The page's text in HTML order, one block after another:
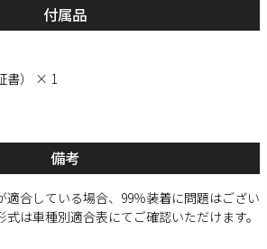
付属品
書） × 1
備考
適合している場合、99％装着に問題はござい
式は車種別適合表にてご確認いただけます。